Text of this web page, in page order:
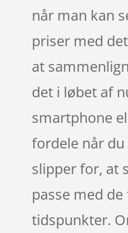
når man kan
priser med
at
det i løbet af
smartphone
fordele når
slipper for, at
passe med
tidspunkter.